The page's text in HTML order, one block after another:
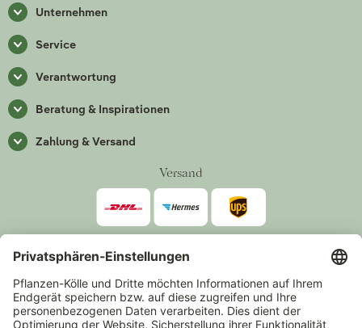
Unternehmen
Service
Verantwortung
Beratung & Inspirationen
Zahlung & Versand
Versand
Zahlarten